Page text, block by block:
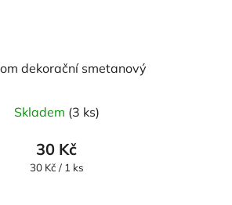
dekorační smetanový
Skladem (3 ks)
30 Kč
Měrná
30 Kč / 1 ks